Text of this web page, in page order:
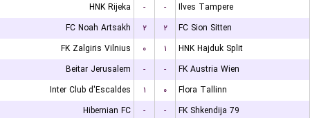
HNK Rijeka
- -
Ilves Tampere
FC Noah Artsakh
۲ ۲
FC Sion Sitten
FK Zalgiris Vilnius
۰ ۱
HNK Hajduk Split
Beitar Jerusalem
- -
FK Austria Wien
Inter Club d'Escaldes
۱ ۰
Flora Tallinn
Hibernian FC
- -
FK Shkendija 79